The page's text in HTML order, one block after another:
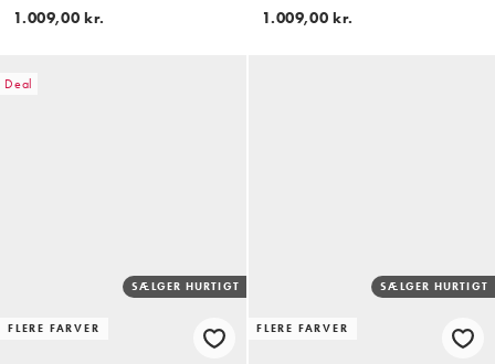
1.009,00 kr.
1.009,00 kr.
Deal
FLERE FARVER
SÆLGER HURTIGT
FLERE FARVER
SÆLGER HURTIGT